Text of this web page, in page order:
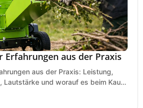
Erfahrungen aus der Praxis
aus der Praxis: Leistung,
Lautstärke und worauf es beim Kauf